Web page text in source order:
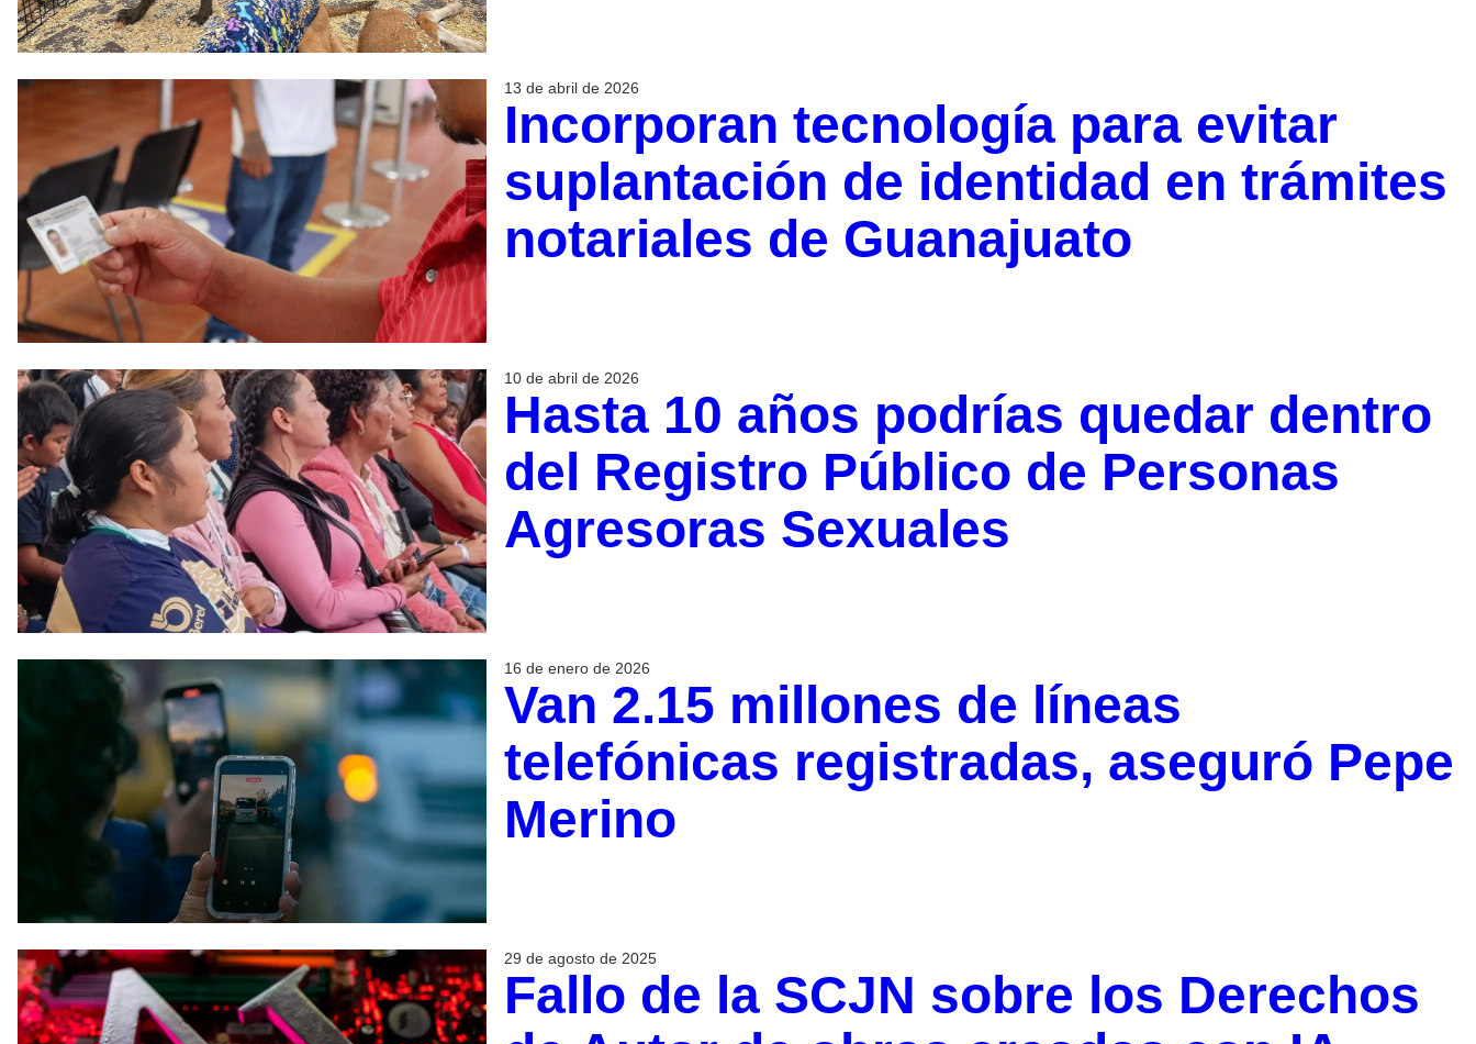
13 de abril de 2026
Incorporan tecnología para evitar
suplantación de identidad en trámites
notariales de Guanajuato
10 de abril de 2026
Hasta 10 años podrías quedar dentro
del Registro Público de Personas
Agresoras Sexuales
16 de enero de 2026
Van 2.15 millones de líneas
telefónicas registradas, aseguró Pepe
Merino
29 de agosto de 2025
Fallo de la SCJN sobre los Derechos